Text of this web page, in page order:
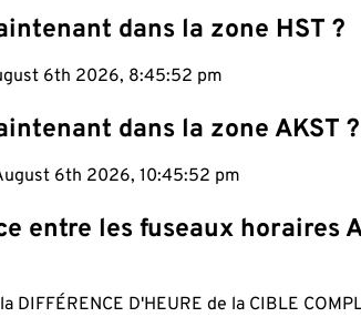
dans la zone HST ?
6th 2026, 8:45:53 pm
dans la zone AKST ?
6th 2026, 10:45:53 pm
entre les fuseaux horaires
DIFFÉRENCE D'HEURE de la CIBLE